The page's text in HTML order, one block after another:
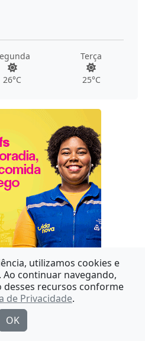
26°C
Terça
25°C
utilizamos cookies e
continuar navegando,
desses recursos conforme
de Privacidade.
OK